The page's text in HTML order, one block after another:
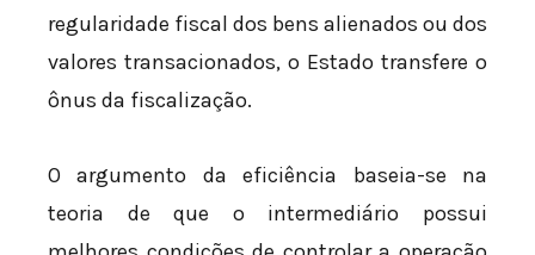
regularidade fiscal dos bens alienados ou dos
valores transacionados, o Estado transfere o
ônus da fiscalização.
O argumento da eficiência baseia-se na
teoria de que o intermediário possui